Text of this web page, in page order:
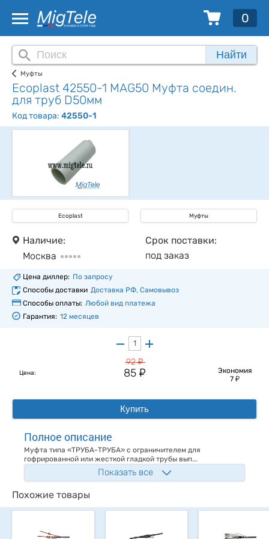
0
Найти
Муфты
Ecoplast 42550-1 MAG50 Муфта соедин.
для труб D50мм
Код товара: 42550-1
Ecoplast Муфты
Наличие:
Москва
Срок поставки:
под заказ
Цена диллер: По запросу
Способы доставки Доставка РФ, Самовывоз
Способы оплаты: Любой вид платежа
Гарантия: 12 месяцев
Цена:
92у
85 у
Экономия
7у
Купить
Полное описание
Муфта типа «ТРУБА-ТРУБА» с ограничителем для
гофрированной или жесткой гладкой трубы вып...
Показать все
Похожие товары